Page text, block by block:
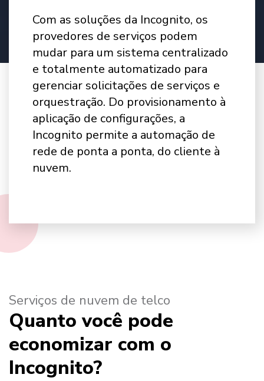
Com as soluções da Incognito, os
provedores de serviços podem
mudar para um sistema centralizado
e totalmente automatizado para
gerenciar solicitações de serviços e
orquestração. Do provisionamento à
aplicação de configurações, a
Incognito permite a automação de
rede de ponta a ponta, do cliente à
nuvem.
Serviços de nuvem de telco
Quanto você pode
economizar com o
Incognito?